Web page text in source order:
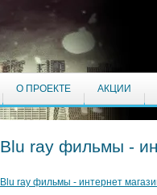
О ПРОЕКТЕ АКЦИИ
Blu ray фильмы -
Blu ray фильмы - интернет